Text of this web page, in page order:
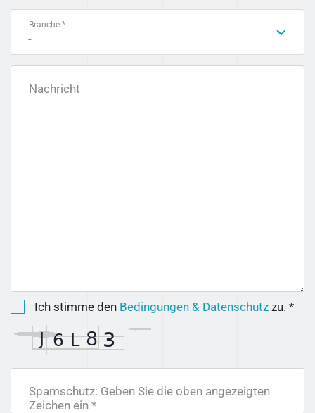
Branche *
-
Nachricht
Ich stimme den Bedingungen & Datenschutz zu. *
Spamschutz: Geben Sie die oben angezeigten
Zeichen ein *